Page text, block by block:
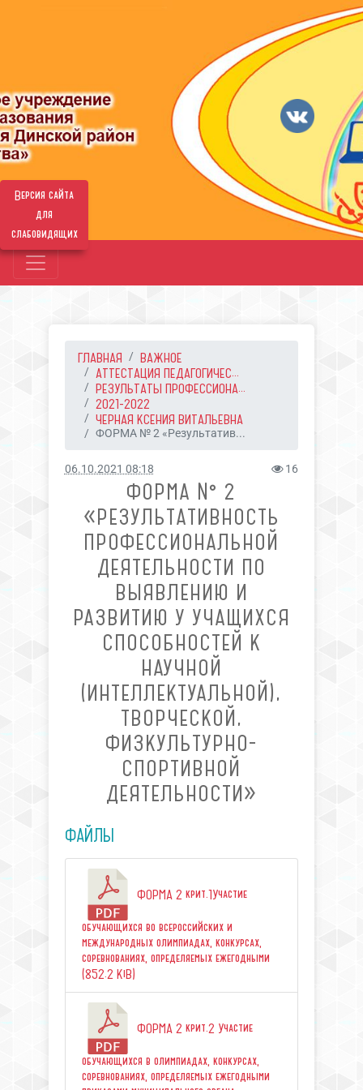
Версия сайта
для
слабовидящих
ГЛАВНАЯ
ВАЖНОЕ
АТТЕСТАЦИЯ ПЕДАГОГИЧЕС...
РЕЗУЛЬТАТЫ ПРОФЕССИОНА...
2021-2022
ЧЕРНАЯ КСЕНИЯ ВИТАЛЬЕВНА
ФОРМА № 2 «Результатив...
06.10.2021 08:18 16
ФОРМА № 2
«РЕЗУЛЬТАТИВНОСТЬ
ПРОФЕССИОНАЛЬНОЙ
ДЕЯТЕЛЬНОСТИ ПО
ВЫЯВЛЕНИЮ И
РАЗВИТИЮ У УЧАЩИХСЯ
СПОСОБНОСТЕЙ К
НАУЧНОЙ
(ИНТЕЛЛЕКТУАЛЬНОЙ),
ТВОРЧЕСКОЙ,
ФИЗКУЛЬТУРНО-
СПОРТИВНОЙ
ДЕЯТЕЛЬНОСТИ»
ФАЙЛЫ
ФОРМА 2 крит.1Участие
обучающихся во всероссийских и
международных олимпиадах, конкурсах,
соревнованиях, определяемых ежегодными
(852.2 KiB)
ФОРМА 2 крит.2 Участие
обучающихся в олимпиадах, конкурсах,
соревнованиях, определяемых ежегодными